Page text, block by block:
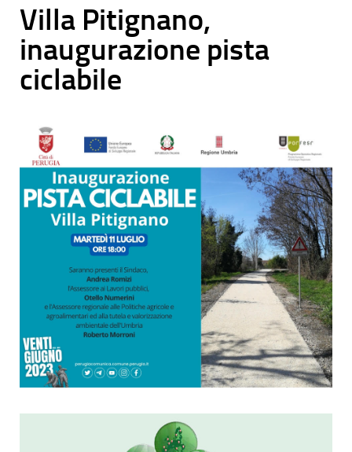
Villa Pitignano,
inaugurazione pista
ciclabile